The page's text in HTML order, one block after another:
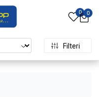
0 0
Filteri